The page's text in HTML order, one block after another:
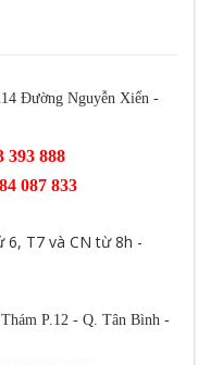
Đường Nguyễn Xiển -
393 888
087 833
6, T7 và CN từ 8h -
P.12 - Q. Tân Bình -